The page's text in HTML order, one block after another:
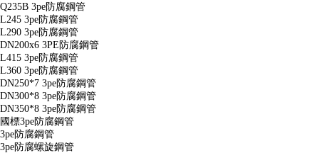
Q235B 3pe防腐鋼管
L245 3pe防腐鋼管
L290 3pe防腐鋼管
DN200x6 3PE防腐鋼管
L415 3pe防腐鋼管
L360 3pe防腐鋼管
DN250*7 3pe防腐鋼管
DN300*8 3pe防腐鋼管
DN350*8 3pe防腐鋼管
國標3pe防腐鋼管
3pe防腐鋼管
3pe防腐螺旋鋼管